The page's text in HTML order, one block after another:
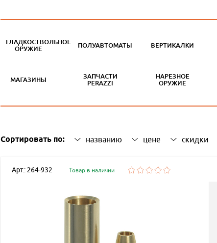
ГЛАДКОСТВОЛЬНОЕ
ОРУЖИЕ
ПОЛУАВТОМАТЫ ВЕРТИКАЛКИ
МАГАЗИНЫ
ЗАПЧАСТИ
PERAZZI
НАРЕЗНОЕ
ОРУЖИЕ
Сортировать по: названию цене скидки
Арт.: 264-932 Товар в наличии